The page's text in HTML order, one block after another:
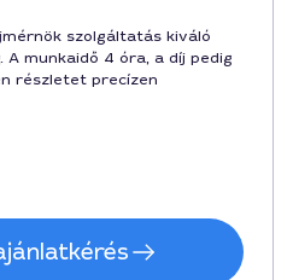
szolgáltatás kiváló
munkaidő 4 óra, a díj pedig
részletet precízen